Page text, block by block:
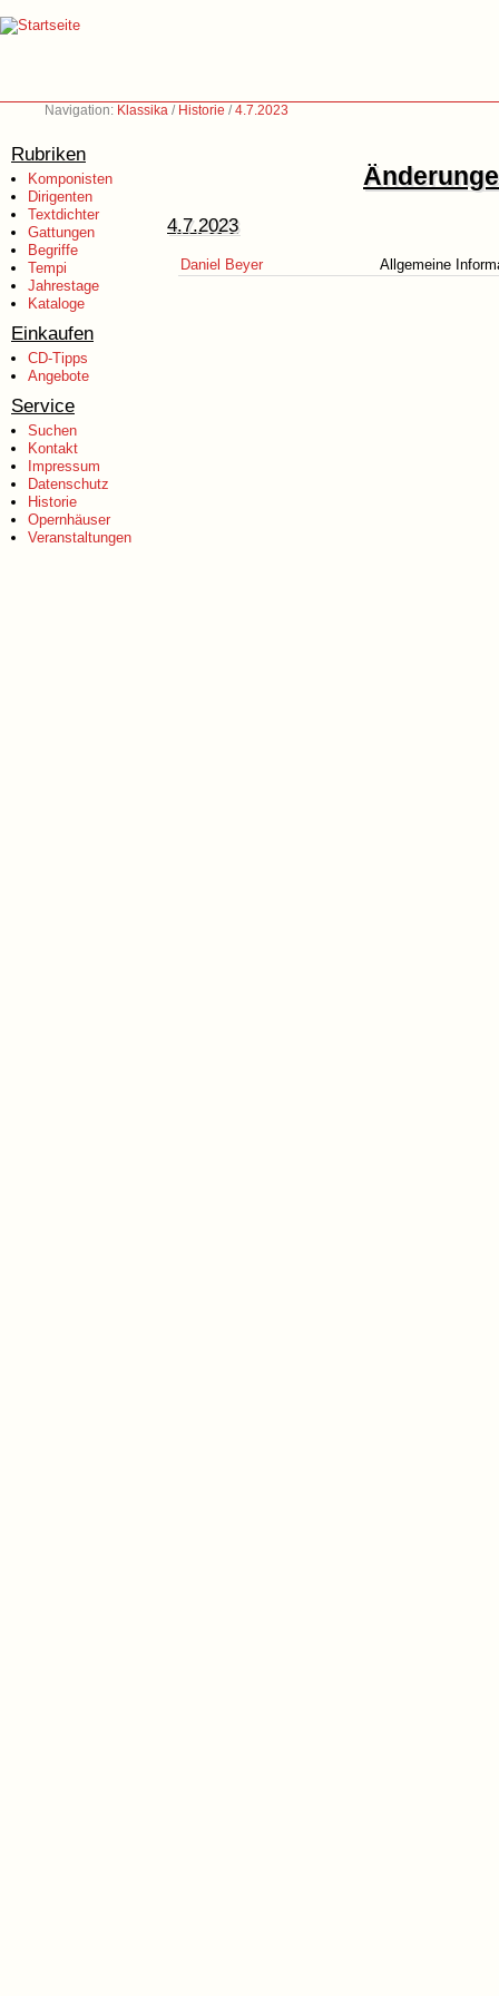
Navigation: Klassika / Historie /4.7.2023
Rubriken
Komponisten
Dirigenten
Textdichter
Gattungen
Begriffe
Tempi
Jahrestage
Kataloge
Einkaufen
CD-Tipps
Angebote
Service
Suchen
Kontakt
Impressum
Datenschutz
Historie
Opernhäuser
Veranstaltungen
4.7.2023
Daniel Beyer Allgemeine